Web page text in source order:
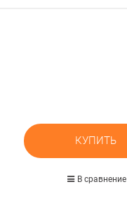
КУПИТЬ
В сравнение